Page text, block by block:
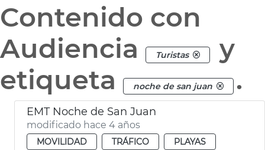
Contenido con
Audiencia
Turistas
y
etiqueta
noche de san juan .
EMT Noche de San Juan
modificado hace 4 años
MOVILIDAD TRÁFICO
PLAYAS